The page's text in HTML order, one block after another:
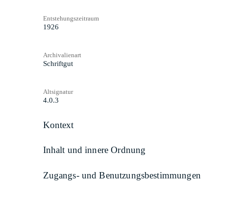
Entstehungszeitraum
1926
Archivalienart
Schriftgut
Altsignatur
4.0.3
Kontext
Inhalt und innere Ordnung
Zugangs- und Benutzungsbestimmungen